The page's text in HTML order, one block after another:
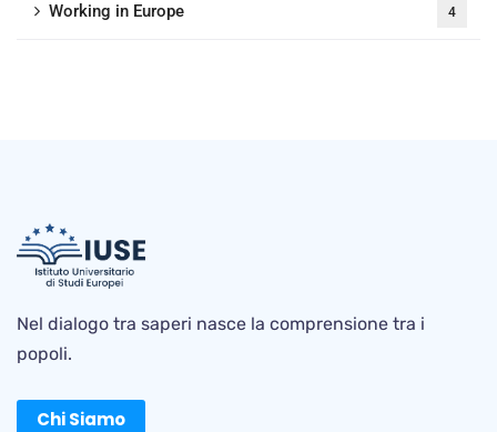
Working in Europe 4
Nel dialogo tra saperi nasce la comprensione tra i
popoli.
Chi Siamo